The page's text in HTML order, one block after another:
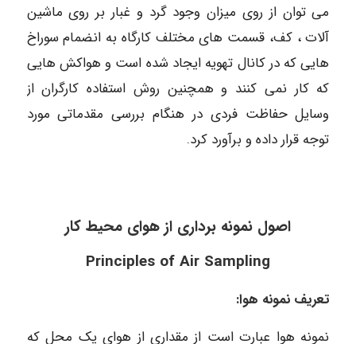
می توان از روی میزان وجود گرد و غبار بر روی ماشین
آلات ، کف، قسمت های مختلف کارگاه به انضمام سوراخ
هایی که در کانال تهویه ایجاد شده است و هواکش هایی
که کار نمی کنند و همچنین روش استفاده کارگران از
وسایل حفاظت فردی در هنگام بررسی مقدماتی مورد
توجه قرار داده و برآورد کرد.
اصول نمونه برداری از هوای محیط کار
Principles of Air Sampling
تعریف نمونه هوا:
نمونه هوا عبارت است از مقداری از هوای یک محل که